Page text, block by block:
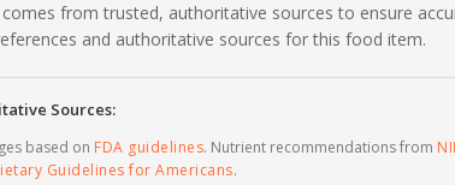
from trusted, authoritative sources to ensure
and authoritative sources for this food item.
Sources:
based on FDA guidelines. Nutrient recommendations from
Guidelines for Americans.